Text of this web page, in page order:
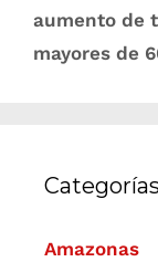
aumento de
mayores de
Categorías
Amazonas